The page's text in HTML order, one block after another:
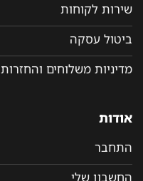
שירות לקוחות
ביטול עסקה
מדיניות משלוחים והחזרות
אודות
התחבר
החשבון שלי